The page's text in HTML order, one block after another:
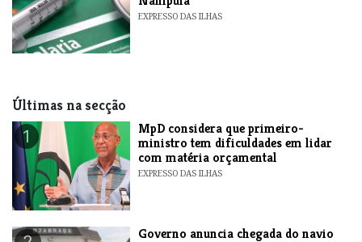
EXPRESSO DAS ILHAS
Últimas na secção
1
MpD considera que primeiro-
ministro tem dificuldades em lidar
com matéria orçamental
EXPRESSO DAS ILHAS
Governo anuncia chegada do navio